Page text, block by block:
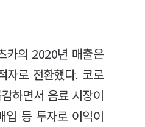
카의 2020년 매출은
자로 전환했다. 코로
하면서 음료 시장이
입 등 투자로 이익이